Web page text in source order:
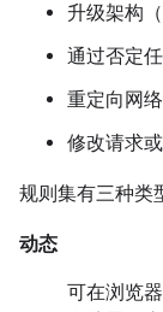
升级架构
通过否定
重定向网络
修改请求或
规则集有三种类
动态
可在浏览